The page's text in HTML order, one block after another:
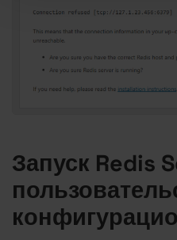
Запуск Redis